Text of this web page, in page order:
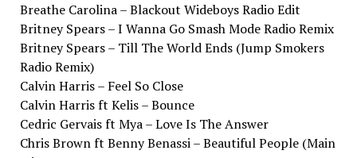
Breathe Carolina – Blackout Wideboys Radio Edit
Britney Spears – I Wanna Go Smash Mode Radio Remix
Britney Spears – Till The World Ends (Jump Smokers
Radio Remix)
Calvin Harris – Feel So Close
Calvin Harris ft Kelis – Bounce
Cedric Gervais ft Mya – Love Is The Answer
Chris Brown ft Benny Benassi – Beautiful People (Main